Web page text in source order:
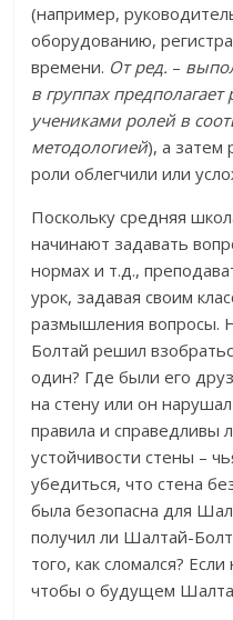
(например,
оборудованию,
времени. От ред. –
в группах
учениками ролей в
методологией), а затем
роли облегчили или
Поскольку средняя
начинают задавать
нормах и т.д.,
урок, задавая своим
размышления вопросы.
Болтай решил
один? Где были его
на стену или он
правила и справедливы
устойчивости стены –
убедиться, что стена
была безопасна для
получил ли Шалтай-
того, как сломался?
чтобы о будущем